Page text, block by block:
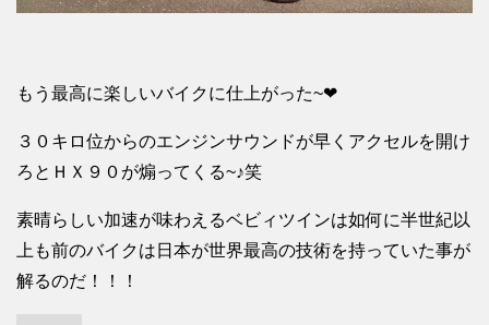
もう最高に楽しいバイクに仕上がった~❤
３０キロ位からのエンジンサウンドが早くアクセルを開け
ろとＨＸ９０が煽ってくる~♪笑
素晴らしい加速が味わえるベビィツインは如何に半世紀以
上も前のバイクは日本が世界最高の技術を持っていた事が
解るのだ！！！